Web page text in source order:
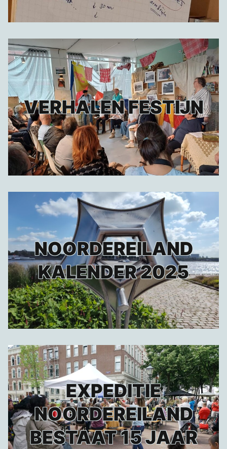
VERHALEN FESTIJN
NOORDEREILAND
KALENDER 2025
EXPEDITIE
NOORDEREILAND
BESTAAT 15 JAAR